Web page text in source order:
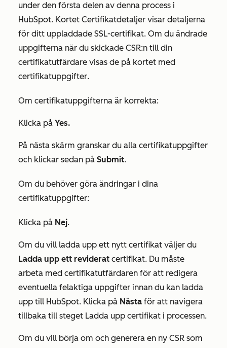
under den första delen av denna process i
HubSpot. Kortet Certifikatdetaljer visar detaljerna
för ditt uppladdade SSL-certifikat. Om du ändrade
uppgifterna när du skickade CSR:n till din
certifikatutfärdare visas de på kortet med
certifikatuppgifter.
Om certifikatuppgifterna är korrekta:
Klicka på Yes.
På nästa skärm granskar du alla certifikatuppgifter
och klickar sedan på Submit.
Om du behöver göra ändringar i dina
certifikatuppgifter:
Klicka på Nej.
Om du vill ladda upp ett nytt certifikat väljer du
Ladda upp ett reviderat certifikat. Du måste
arbeta med certifikatutfärdaren för att redigera
eventuella felaktiga uppgifter innan du kan ladda
upp till HubSpot. Klicka på Nästa för att navigera
tillbaka till steget Ladda upp certifikat i processen.
Om du vill börja om och generera en ny CSR som